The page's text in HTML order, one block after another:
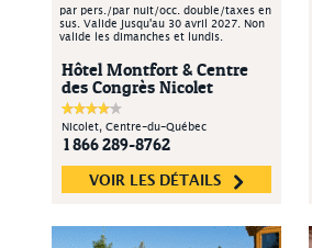
par pers./par nuit/occ. double/taxes en
sus. Valide jusqu'au 30 avril 2027. Non
valide les dimanches et lundis.
Hôtel Montfort & Centre
des Congrès Nicolet
Nicolet, Centre-du-Québec
1 866 289-8762
VOIR LES DÉTAILS